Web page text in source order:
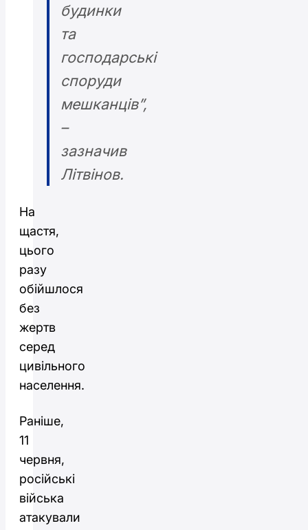
будинки
та
господарські
споруди
мешканців”,
–
зазначив
Літвінов.
На
щастя,
цього
разу
обійшлося
без
жертв
серед
цивільного
населення.
Раніше,
11
червня,
російські
війська
атакували